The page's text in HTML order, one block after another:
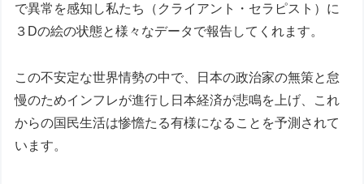
で異常を感知し私たち（クライアント・セラピスト）に
３Dの絵の状態と様々なデータで報告してくれます。
この不安定な世界情勢の中で、日本の政治家の無策と怠
慢のためインフレが進行し日本経済が悲鳴を上げ、これ
からの国民生活は惨憺たる有様になることを予測されて
います。